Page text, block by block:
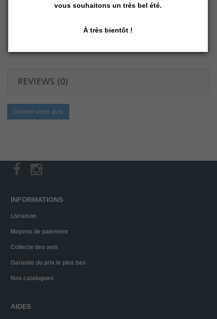
OPTION A AJOUTER LORS DE L'ACHAT DE LA TABLE
REVIEWS (0)
Donner votre avis
INFORMATIONS
Livraison
Moyens de paiement
Collecte des avis
Garantie du prix le plus bas
Nos catalogues
AIDES
vous souhaitons un très bel été.
À très bientôt !